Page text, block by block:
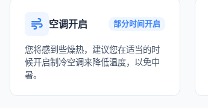
空调开启 部分时间开启
您将感到些燥热，建议您在适当的时
候开启制冷空调来降低温度，以免中
暑。